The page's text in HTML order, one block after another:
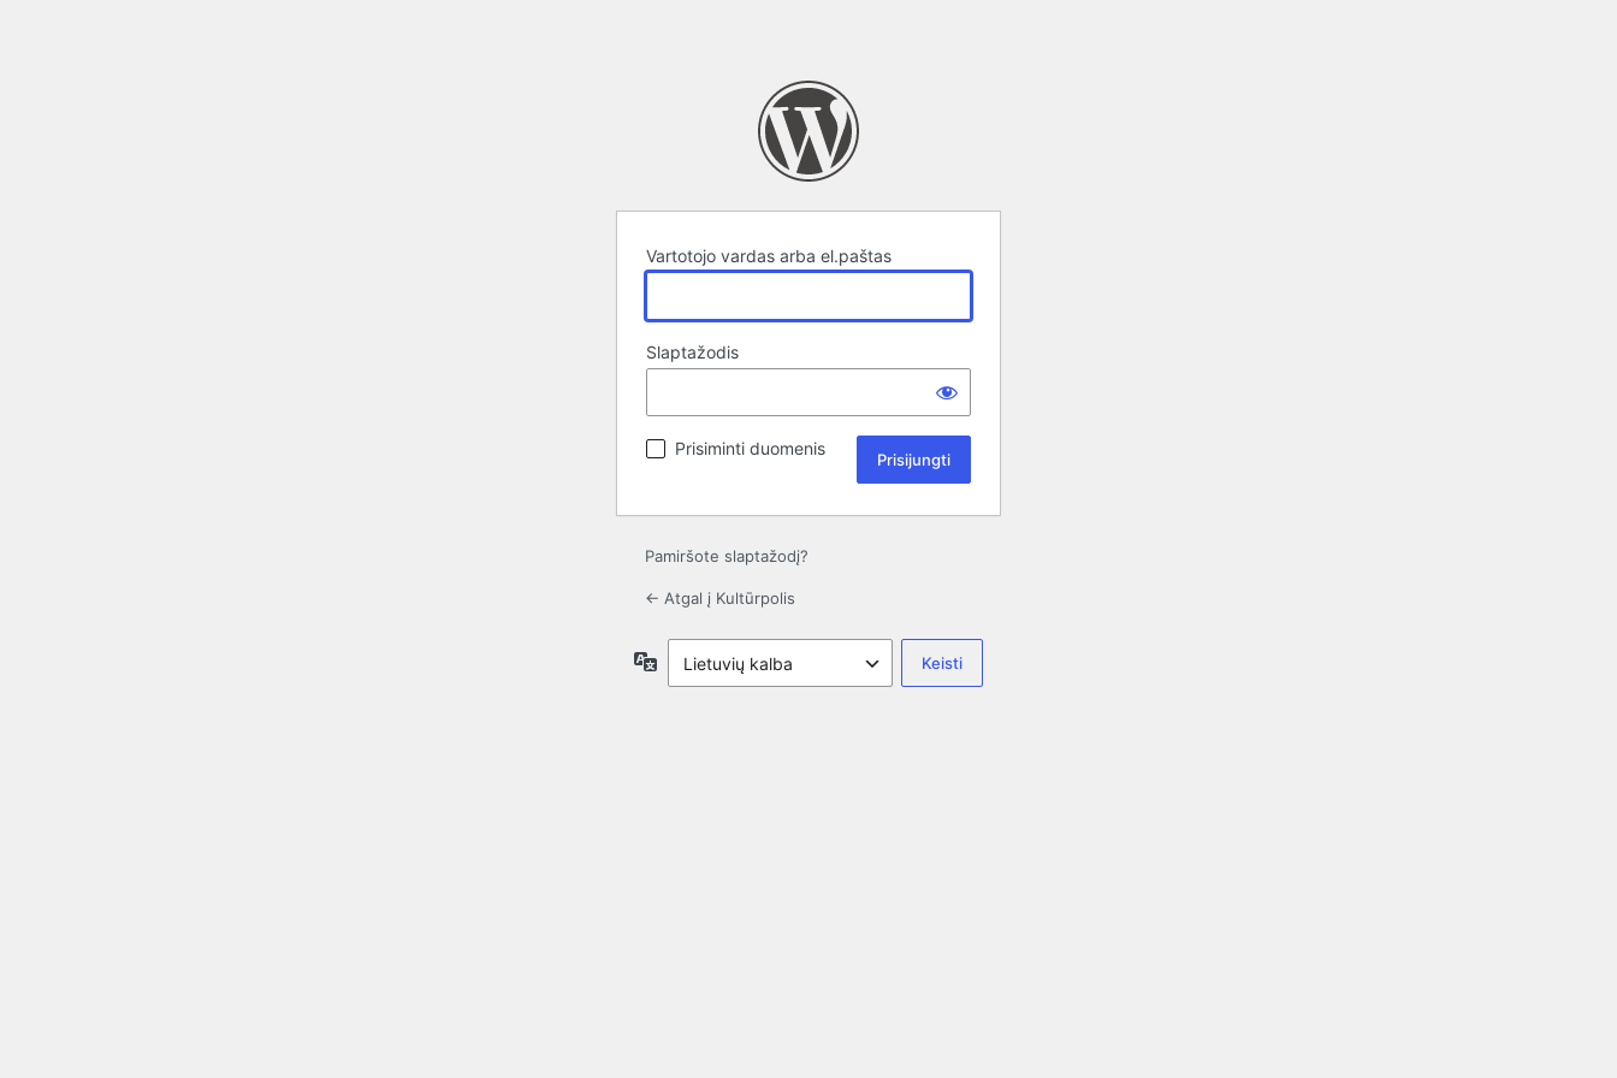
Vartotojo vardas arba el.paštas
Slaptažodis
Prisiminti duomenis
Pamiršote slaptažodį?
← Atgal į Kultūrpolis
Kalba